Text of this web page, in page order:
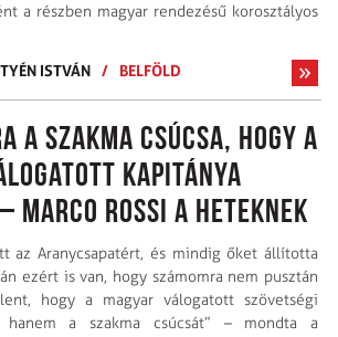
a részben magyar rendezésű korosztályos
ISTVÁN / BELFÖLD
a szakma csúcsa, hogy a
kapitánya
Marco Rossi a Heteknek
az Aranycsapatért, és mindig őket állította
ezért is van, hogy számomra nem pusztán
hogy a magyar válogatott szövetségi
hanem a szakma csúcsát” – mondta a